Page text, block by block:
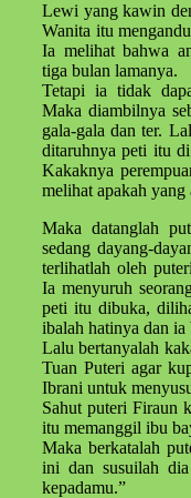
Lewi yang kawin
Wanita itu
Ia melihat bahwa
tiga bulan lamanya.
Tetapi ia tidak
Maka diambilnya
gala-gala dan ter.
ditaruhnya peti itu
Kakaknya
melihat apakah
Maka datanglah
sedang dayang-
terlihatlah oleh
Ia menyuruh
peti itu dibuka,
ibalah hatinya dan
Lalu bertanyalah
Tuan Puteri agar
Ibrani untuk
Sahut puteri Firaun
itu memanggil ibu
Maka berkatalah
ini dan susuilah
kepadamu.”